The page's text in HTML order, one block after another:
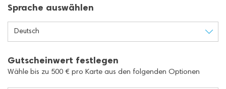
Sprache auswählen
Deutsch
Gutscheinwert festlegen
Wähle bis zu 500 € pro Karte aus den folgenden Optionen